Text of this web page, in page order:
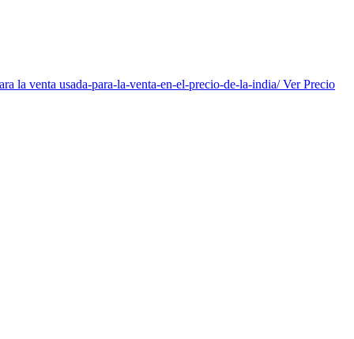
la venta usada-para-la-venta-en-el-precio-de-la-india/ Ver Precio